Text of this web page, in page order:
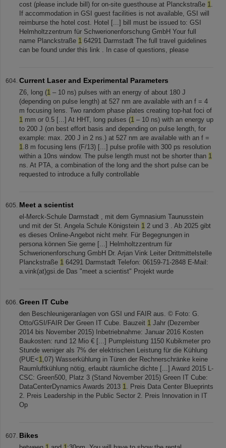
cost (please include bill) for on-site guesthouse at Planckstraße 1.
If accommodation in GSI guest facilities is not available, GSI will
reimburse the hotel cost. Hotel [...] bill must be issued to: GSI
Helmholtzzentrum für Schwerionenforschung GmbH Your full
name Planckstraße 1 64291 Darmstadt The full travel guidelines
can be found under this link . In case of questions, please
Current Laser and Experimental Parameters
Z6, long (1 – 10 ns) pulses with an energy of about 180 J
(depending on pulse length) at 527 nm are available with an f = 4
m focusing lens. Two random phase plates creating top-hat foci of
1 mm or 0.5 [...] At HHT, long pulses (1 – 10 ns) with an energy up
to 200 J (on best effort basis and depending on pulse length, for
example: max. 200 J in 2 ns.) at 527 nm are available with an f =
1.8 m focusing lens (F/13) [...] pulse profile with 300 ps resolution
within a 10ns window. The pulse length must not be shorter than 1
ns. At PTA, a combination of the long and the short pulse can be
requested to introduce a fully controllable
Meet a scientist
el-Merck-Schule Darmstadt , mit dem Gymnasium Taunusstein
und mit der St. Angela Schule Königstein 1 2 und 3 . Ab 2025 gibt
es dieses Online-Angebot nicht mehr. Für Begegnungen in
persona können Sie gerne [...] Helmholtzzentrum für
Schwerionenforschung GmbH Dr. Arjan Vink Leiter Drittmittelstelle
Planckstraße 1 64291 Darmstadt Telefon: 06159-71-2848 E-Mail:
a.vink(at)gsi.de Das "meet a scientist" Projekt wurde
Green IT Cube
den Beschleunigeranlagen von GSI und FAIR aus. © Foto: G.
Otto/GSI/FAIR Der Green IT Cube. Bauzeit 1 Jahr (Dezember
2014 bis November 2015) Inbetriebnahme: Januar 2016 Kosten
Baukosten: rund 12 Mio € [...] Pumpleistung 1150 Kubikmeter pro
Stunde weniger als 7% der elektrischen Leistung für die Kühlung
(PUE<1,07) Wasserkühlung in Türen der Rechnerschränke keine
Raumluftkühlung nötig, erlaubt räumliche dichte [...] Award 2015 L-
CSC: Green500, Platz 3 (Stand November 2015) Green IT Cube:
DataCenterDynamics Awards 2013 1. Preis Data Center Blueprints
2. Preis Leadership in the Public Sector 2. Preis Innovation in IT
Op
Bikes